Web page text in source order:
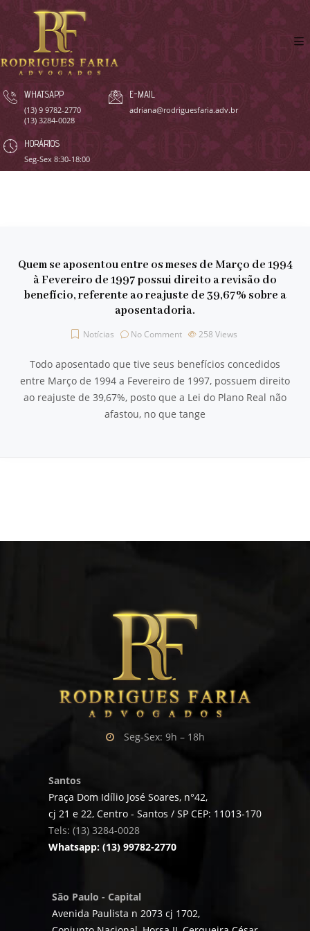
WHATSAPP
(13) 9 9782-2770
(13) 3284-0028
E-MAIL
adriana@rodriguesfaria.adv.br
HORÁRIOS
Seg-Sex 8:30-18:00
Quem se aposentou entre os meses de Março de 1994
à Fevereiro de 1997 possui direito a revisão do
benefício, referente ao reajuste de 39,67% sobre a
aposentadoria.
Notícias No Comment 258 Views
Todo aposentado que tive seus benefícios concedidos
entre Março de 1994 a Fevereiro de 1997, possuem direito
ao reajuste de 39,67%, posto que a Lei do Plano Real não
afastou, no que tange
Seg-Sex: 9h – 18h
Santos
Praça Dom Idílio José Soares, n°42,
cj 21 e 22, Centro - Santos / SP CEP: 11013-170
Tels: (13) 3284-0028
Whatsapp: (13) 99782-2770
São Paulo - Capital
Avenida Paulista n 2073 cj 1702,